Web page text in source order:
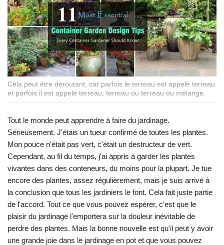
Cela peut être déroutant, car parfois le terreau est appelé terreau
et parfois il est appelé terreau, terreau ou terreau ou mélange.
Tout le monde peut apprendre à faire du jardinage.
Sérieusement. J'étais un tueur confirmé de toutes les plantes.
Mon pouce n'était pas vert, c'était un destructeur de vert.
Cependant, au fil du temps, j'ai appris à garder les plantes
vivantes dans des conteneurs, du moins pour la plupart. Je tue
encore des plantes, assez régulièrement, mais je suis arrivé à
la conclusion que tous les jardiniers le font. Cela fait juste partie
de l'accord. Tout ce que vous pouvez espérer, c'est que le
plaisir du jardinage l'emportera sur la douleur inévitable de
perdre des plantes. Mais la bonne nouvelle est qu'il peut y avoir
une grande joie dans le jardinage en pot et que vous pouvez